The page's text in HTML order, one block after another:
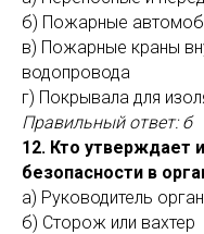
б) Пожарные
в) Пожарные краны
водопровода
г) Покрывала для
Правильный ответ: б
12. Кто утверждает
безопасности в
а) Руководитель
б) Сторож или вахтер